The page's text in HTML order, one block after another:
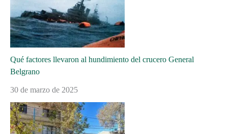
Qué factores llevaron al hundimiento del crucero General
Belgrano
30 de marzo de 2025